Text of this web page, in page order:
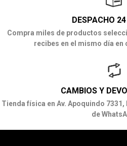
DESPACHO
Compra miles de productos
recibes en el mismo día en
CAMBIOS Y
Tienda física en Av. Apoquindo
de